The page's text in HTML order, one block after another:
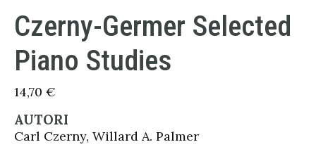
Czerny-Germer Selected
Piano Studies
14,70 €
AUTORI
Carl Czerny, Willard A. Palmer